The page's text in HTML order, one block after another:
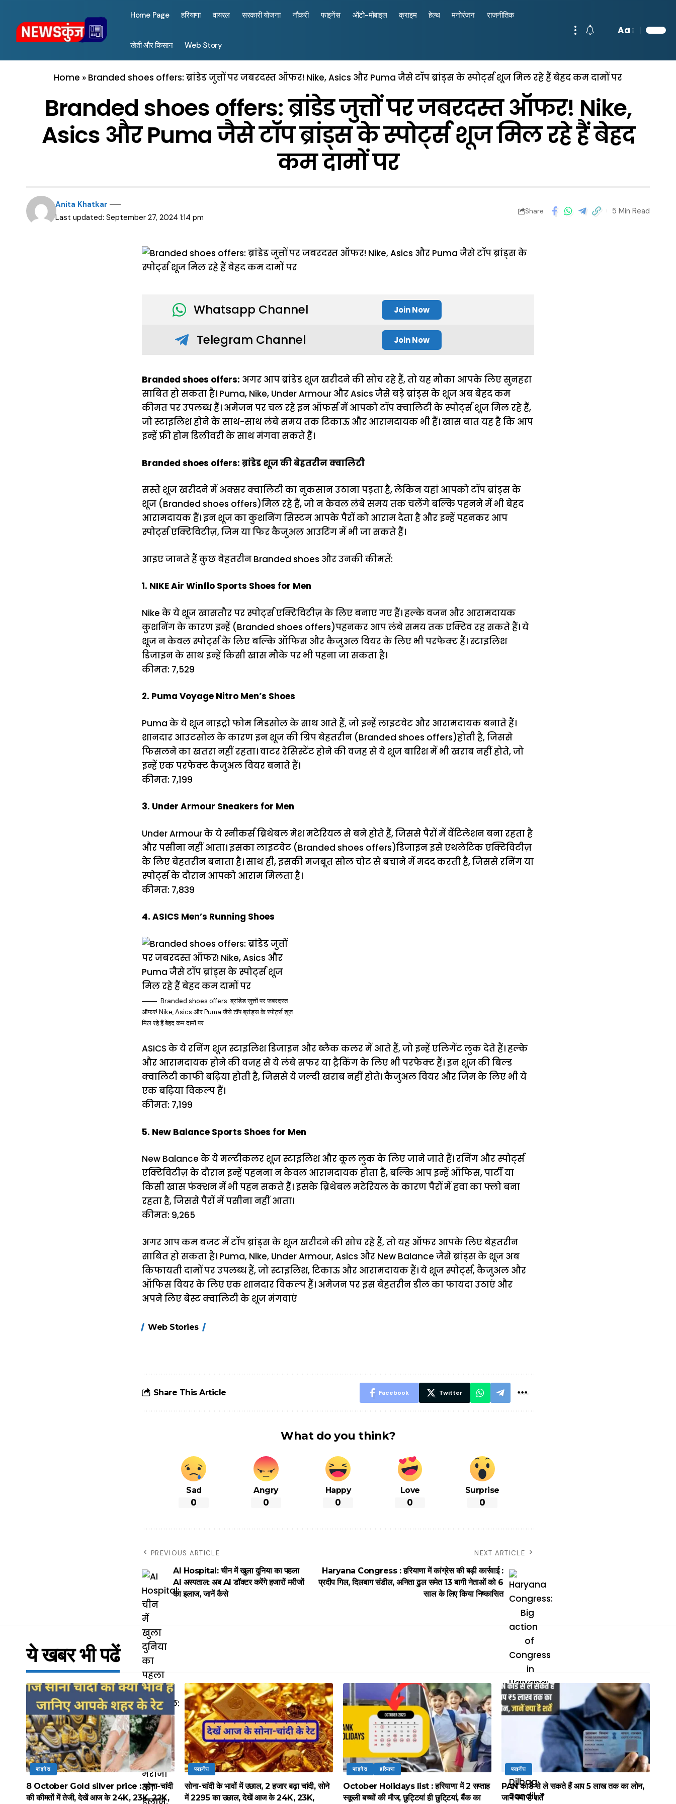
Home Page हरियाणा वायरल सरकारी योजना नौकरी फाइनेंस ऑटो-मोबाइल क्राइम हेल्थ मनोरंजन राजनीतिक
खेती और किसान Web Story
Aa
Home » Branded shoes offers: ब्रांडेड जुत्तों पर जबरदस्त ऑफर! Nike, Asics और Puma जैसे टॉप ब्रांड्स के स्पोर्ट्स शूज मिल रहे हैं बेहद कम दामों पर
Branded shoes offers: ब्रांडेड जुत्तों पर जबरदस्त ऑफर! Nike,
Asics और Puma जैसे टॉप ब्रांड्स के स्पोर्ट्स शूज मिल रहे हैं बेहद
कम दामों पर
Last updated: September 27, 2024 1:14 pm
Anita Khatkar
Share 5 Min Read
Whatsapp Channel Join Now
Telegram Channel Join Now
Branded shoes offers: अगर आप ब्रांडेड शूज खरीदने की सोच रहे हैं, तो यह मौका आपके लिए सुनहरा
साबित हो सकता है। Puma, Nike, Under Armour और Asics जैसे बड़े ब्रांड्स के शूज अब बेहद कम
कीमत पर उपलब्ध हैं। अमेजन पर चल रहे इन ऑफर्स में आपको टॉप क्वालिटी के स्पोर्ट्स शूज मिल रहे हैं,
जो स्टाइलिश होने के साथ-साथ लंबे समय तक टिकाऊ और आरामदायक भी हैं। खास बात यह है कि आप
इन्हें फ्री होम डिलीवरी के साथ मंगवा सकते हैं।
Branded shoes offers: ब्रांडेड शूज की बेहतरीन क्वालिटी
सस्ते शूज खरीदने में अक्सर क्वालिटी का नुकसान उठाना पड़ता है, लेकिन यहां आपको टॉप ब्रांड्स के
शूज (Branded shoes offers)मिल रहे हैं, जो न केवल लंबे समय तक चलेंगे बल्कि पहनने में भी बेहद
आरामदायक हैं। इन शूज का कुशनिंग सिस्टम आपके पैरों को आराम देता है और इन्हें पहनकर आप
स्पोर्ट्स एक्टिविटीज़, जिम या फिर कैजुअल आउटिंग में भी जा सकते हैं।
आइए जानते हैं कुछ बेहतरीन Branded shoes और उनकी कीमतें:
1. NIKE Air Winflo Sports Shoes for Men
Nike के ये शूज खासतौर पर स्पोर्ट्स एक्टिविटीज़ के लिए बनाए गए हैं। हल्के वजन और आरामदायक
कुशनिंग के कारण इन्हें (Branded shoes offers)पहनकर आप लंबे समय तक एक्टिव रह सकते हैं। ये
शूज न केवल स्पोर्ट्स के लिए बल्कि ऑफिस और कैजुअल वियर के लिए भी परफेक्ट हैं। स्टाइलिश
डिजाइन के साथ इन्हें किसी खास मौके पर भी पहना जा सकता है।
कीमत: ₹7,529
2. Puma Voyage Nitro Men’s Shoes
Puma के ये शूज नाइट्रो फोम मिडसोल के साथ आते हैं, जो इन्हें लाइटवेट और आरामदायक बनाते हैं।
शानदार आउटसोल के कारण इन शूज की ग्रिप बेहतरीन (Branded shoes offers)होती है, जिससे
फिसलने का खतरा नहीं रहता। वाटर रेसिस्टेंट होने की वजह से ये शूज बारिश में भी खराब नहीं होते, जो
इन्हें एक परफेक्ट कैजुअल वियर बनाते हैं।
कीमत: ₹7,199
3. Under Armour Sneakers for Men
Under Armour के ये स्नीकर्स ब्रिथेबल मेश मटेरियल से बने होते हैं, जिससे पैरों में वेंटिलेशन बना रहता है
और पसीना नहीं आता। इसका लाइटवेट (Branded shoes offers)डिजाइन इसे एथलेटिक एक्टिविटीज़
के लिए बेहतरीन बनाता है। साथ ही, इसकी मजबूत सोल चोट से बचाने में मदद करती है, जिससे रनिंग या
स्पोर्ट्स के दौरान आपको आराम मिलता है।
कीमत: ₹7,839
4. ASICS Men’s Running Shoes
Branded shoes offers: ब्रांडेड जुत्तों पर जबरदस्त
ऑफर! Nike, Asics और Puma जैसे टॉप ब्रांड्स के स्पोर्ट्स शूज
मिल रहे हैं बेहद कम दामों पर
ASICS के ये रनिंग शूज स्टाइलिश डिजाइन और ब्लैक कलर में आते हैं, जो इन्हें एलिगेंट लुक देते हैं। हल्के
और आरामदायक होने की वजह से ये लंबे सफर या ट्रैकिंग के लिए भी परफेक्ट हैं। इन शूज की बिल्ड
क्वालिटी काफी बढ़िया होती है, जिससे ये जल्दी खराब नहीं होते। कैजुअल वियर और जिम के लिए भी ये
एक बढ़िया विकल्प हैं।
कीमत: ₹7,199
5. New Balance Sports Shoes for Men
New Balance के ये मल्टीकलर शूज स्टाइलिश और कूल लुक के लिए जाने जाते हैं। रनिंग और स्पोर्ट्स
एक्टिविटीज़ के दौरान इन्हें पहनना न केवल आरामदायक होता है, बल्कि आप इन्हें ऑफिस, पार्टी या
किसी खास फंक्शन में भी पहन सकते हैं। इसके ब्रिथेबल मटेरियल के कारण पैरों में हवा का फ्लो बना
रहता है, जिससे पैरों में पसीना नहीं आता।
कीमत: ₹9,265
अगर आप कम बजट में टॉप ब्रांड्स के शूज खरीदने की सोच रहे हैं, तो यह ऑफर आपके लिए बेहतरीन
साबित हो सकता है। Puma, Nike, Under Armour, Asics और New Balance जैसे ब्रांड्स के शूज अब
किफायती दामों पर उपलब्ध हैं, जो स्टाइलिश, टिकाऊ और आरामदायक हैं। ये शूज स्पोर्ट्स, कैजुअल और
ऑफिस वियर के लिए एक शानदार विकल्प हैं। अमेजन पर इस बेहतरीन डील का फायदा उठाएं और
अपने लिए बेस्ट क्वालिटी के शूज मंगवाएं
Web Stories
होंगे FASTag के
आसान ट्रिक्स
निगरानी
Share This Article Facebook Twitter
What do you think?
Sad
0
Angry
0
Happy
0
Love
0
Surprise
0
PREVIOUS ARTICLE
AI Hospital: चीन में खुला दुनिया का पहला
AI अस्पताल: अब AI डॉक्टर करेंगे हजारों मरीजों
का इलाज, जानें कैसे
NEXT ARTICLE
Haryana Congress : हरियाणा में कांग्रेस की बड़ी कार्रवाई :
प्रदीप गिल, दिलबाग संडील, अनिता ढुल समेत 13 बागी नेताओं को 6
साल के लिए किया निष्कासित
ये खबर भी पढें
फाइनेंस
8 October Gold silver price : सोना-चांदी
की कीमतों में तेजी, देखें आज के 24K, 23K, 22K,
फाइनेंस
सोना-चांदी के भावों में उछाल, 2 हजार बढ़ा चांदी, सोने
में 2295 का उछाल, देखें आज के 24K, 23K,
फाइनेंस हरियाणा
October Holidays list : हरियाणा में 2 सप्ताह
स्कूली बच्चों की मौज, छुट्टियां ही छुटि्टयां, बैंक का
फाइनेंस
PAN कार्ड से ले सकते हैं आप ₹5 लाख तक का लोन,
जानें क्या है शर्तें